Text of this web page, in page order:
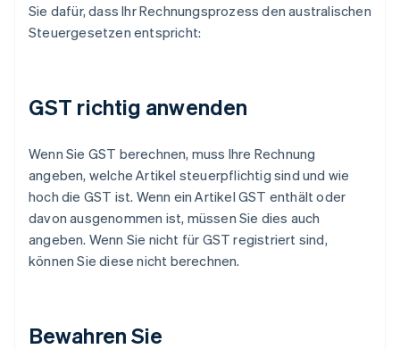
Sie dafür, dass Ihr Rechnungsprozess den australischen
Steuergesetzen entspricht:
GST richtig anwenden
Wenn Sie GST berechnen, muss Ihre Rechnung
angeben, welche Artikel steuerpflichtig sind und wie
hoch die GST ist. Wenn ein Artikel GST enthält oder
davon ausgenommen ist, müssen Sie dies auch
angeben. Wenn Sie nicht für GST registriert sind,
können Sie diese nicht berechnen.
Bewahren Sie